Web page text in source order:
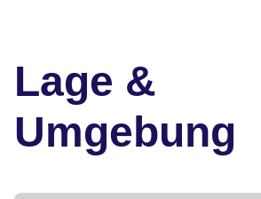
Lage &
Umgebung